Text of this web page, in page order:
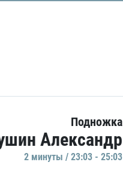
Подножка
Александр
2 минуты / 23:03 - 25:03